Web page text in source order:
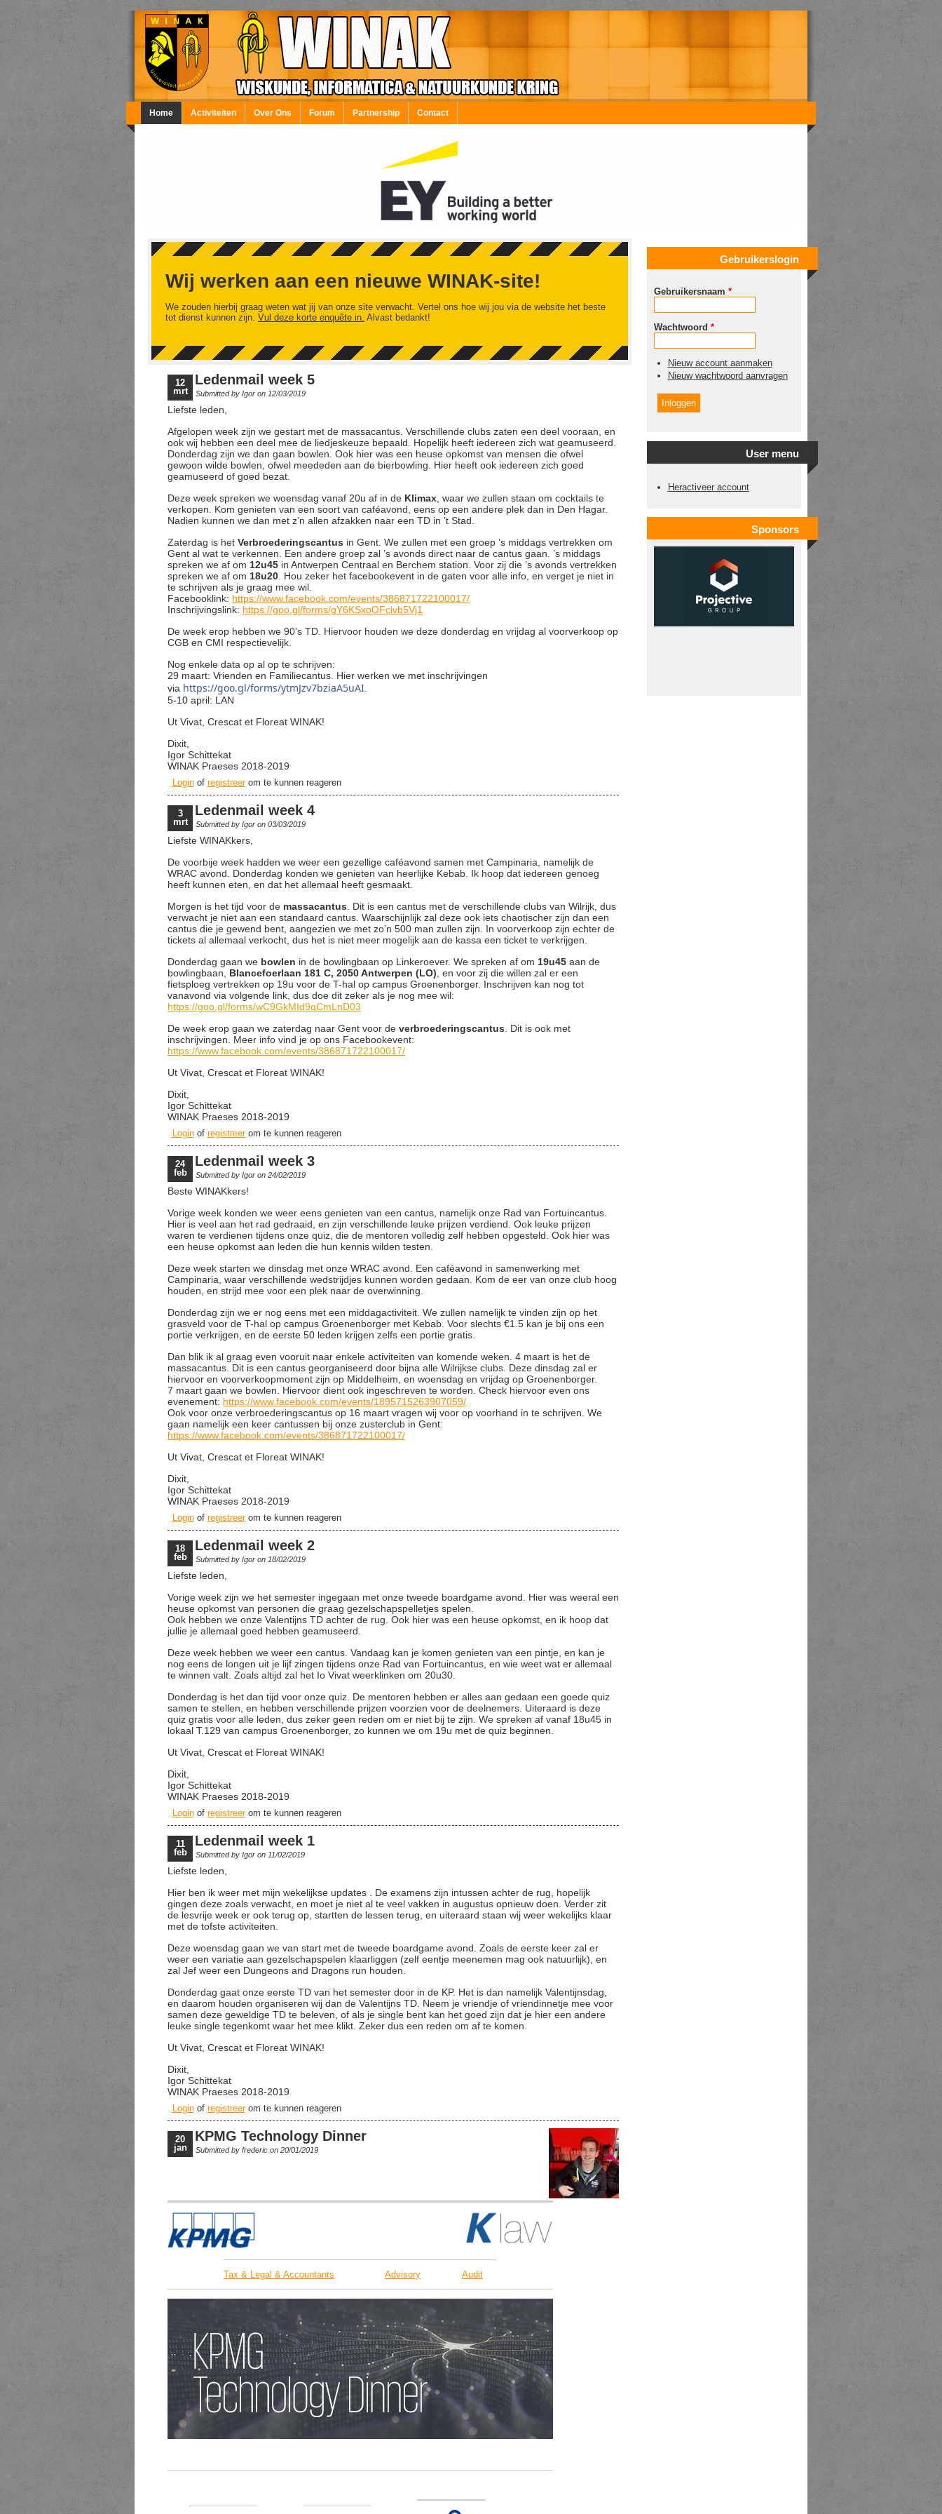
Overslaan en naar de inhoud gaan
Home Activiteiten Over Ons Forum Partnership Contact
Wij werken aan een nieuwe WINAK-site!
We zouden hierbij graag weten wat jij van onze site verwacht. Vertel ons hoe wij jou via de website het beste
tot dienst kunnen zijn. Vul deze korte enquête in. Alvast bedankt!
12
mrt
Ledenmail week 5
Submitted by Igor on 12/03/2019
Liefste leden,
Afgelopen week zijn we gestart met de massacantus. Verschillende clubs zaten een deel vooraan, en
ook wij hebben een deel mee de liedjeskeuze bepaald. Hopelijk heeft iedereen zich wat geamuseerd.
Donderdag zijn we dan gaan bowlen. Ook hier was een heuse opkomst van mensen die ofwel
gewoon wilde bowlen, ofwel meededen aan de bierbowling. Hier heeft ook iedereen zich goed
geamuseerd of goed bezat.
Deze week spreken we woensdag vanaf 20u af in de Klimax , waar we zullen staan om cocktails te
verkopen. Kom genieten van een soort van caféavond, eens op een andere plek dan in Den Hagar.
Nadien kunnen we dan met z’n allen afzakken naar een TD in ’t Stad.
Zaterdag is het Verbroederingscantus in Gent. We zullen met een groep ’s middags vertrekken om
Gent al wat te verkennen. Een andere groep zal ’s avonds direct naar de cantus gaan. ’s middags
spreken we af om 12u45 in Antwerpen Centraal en Berchem station. Voor zij die ’s avonds vertrekken
spreken we af om 18u20 . Hou zeker het facebookevent in de gaten voor alle info, en verget je niet in
te schrijven als je graag mee wil.
Facebooklink: https://www.facebook.com/events/386871722100017/
Inschrijvingslink: https://goo.gl/forms/gY6KSxoOFcivb5Vj1
De week erop hebben we 90’s TD. Hiervoor houden we deze donderdag en vrijdag al voorverkoop op
CGB en CMI respectievelijk.
Nog enkele data op al op te schrijven:
29 maart: Vrienden en Familiecantus. Hier werken we met inschrijvingen
via https://goo.gl/forms/ytmJzv7bziaA5uAI.
5-10 april: LAN
Ut Vivat, Crescat et Floreat WINAK!
Dixit,
Igor Schittekat
WINAK Praeses 2018-2019
Loginof registreerom te kunnen reageren
3
mrt
Ledenmail week 4
Submitted by Igor on 03/03/2019
Liefste WINAKkers,
De voorbije week hadden we weer een gezellige caféavond samen met Campinaria, namelijk de
WRAC avond. Donderdag konden we genieten van heerlijke Kebab. Ik hoop dat iedereen genoeg
heeft kunnen eten, en dat het allemaal heeft gesmaakt.
Morgen is het tijd voor de massacantus . Dit is een cantus met de verschillende clubs van Wilrijk, dus
verwacht je niet aan een standaard cantus. Waarschijnlijk zal deze ook iets chaotischer zijn dan een
cantus die je gewend bent, aangezien we met zo’n 500 man zullen zijn. In voorverkoop zijn echter de
tickets al allemaal verkocht, dus het is niet meer mogelijk aan de kassa een ticket te verkrijgen.
Donderdag gaan we bowlen in de bowlingbaan op Linkeroever. We spreken af om 19u45 aan de
bowlingbaan, Blancefoerlaan 181 C, 2050 Antwerpen (LO) , en voor zij die willen zal er een
fietsploeg vertrekken op 19u voor de T-hal op campus Groenenborger. Inschrijven kan nog tot
vanavond via volgende link, dus doe dit zeker als je nog mee wil:
https://goo.gl/forms/wC9GkMId9qCmLnD03
De week erop gaan we zaterdag naar Gent voor de verbroederingscantus . Dit is ook met
inschrijvingen. Meer info vind je op ons Facebookevent:
https://www.facebook.com/events/386871722100017/
Ut Vivat, Crescat et Floreat WINAK!
Dixit,
Igor Schittekat
WINAK Praeses 2018-2019
Loginof registreerom te kunnen reageren
24
feb
Ledenmail week 3
Submitted by Igor on 24/02/2019
Beste WINAKkers!
Vorige week konden we weer eens genieten van een cantus, namelijk onze Rad van Fortuincantus.
Hier is veel aan het rad gedraaid, en zijn verschillende leuke prijzen verdiend. Ook leuke prijzen
waren te verdienen tijdens onze quiz, die de mentoren volledig zelf hebben opgesteld. Ook hier was
een heuse opkomst aan leden die hun kennis wilden testen.
Deze week starten we dinsdag met onze WRAC avond. Een caféavond in samenwerking met
Campinaria, waar verschillende wedstrijdjes kunnen worden gedaan. Kom de eer van onze club hoog
houden, en strijd mee voor een plek naar de overwinning.
Donderdag zijn we er nog eens met een middagactiviteit. We zullen namelijk te vinden zijn op het
grasveld voor de T-hal op campus Groenenborger met Kebab. Voor slechts €1.5 kan je bij ons een
portie verkrijgen, en de eerste 50 leden krijgen zelfs een portie gratis.
Dan blik ik al graag even vooruit naar enkele activiteiten van komende weken. 4 maart is het de
massacantus. Dit is een cantus georganiseerd door bijna alle Wilrijkse clubs. Deze dinsdag zal er
hiervoor en voorverkoopmoment zijn op Middelheim, en woensdag en vrijdag op Groenenborger.
7 maart gaan we bowlen. Hiervoor dient ook ingeschreven te worden. Check hiervoor even ons
evenement: https://www.facebook.com/events/1895715263907059/
Ook voor onze verbroederingscantus op 16 maart vragen wij voor op voorhand in te schrijven. We
gaan namelijk een keer cantussen bij onze zusterclub in Gent:
https://www.facebook.com/events/386871722100017/
Ut Vivat, Crescat et Floreat WINAK!
Dixit,
Igor Schittekat
WINAK Praeses 2018-2019
Loginof registreerom te kunnen reageren
18
feb
Ledenmail week 2
Submitted by Igor on 18/02/2019
Liefste leden,
Vorige week zijn we het semester ingegaan met onze tweede boardgame avond. Hier was weeral een
heuse opkomst van personen die graag gezelschapspelletjes spelen.
Ook hebben we onze Valentijns TD achter de rug. Ook hier was een heuse opkomst, en ik hoop dat
jullie je allemaal goed hebben geamuseerd.
Deze week hebben we weer een cantus. Vandaag kan je komen genieten van een pintje, en kan je
nog eens de longen uit je lijf zingen tijdens onze Rad van Fortuincantus, en wie weet wat er allemaal
te winnen valt. Zoals altijd zal het Io Vivat weerklinken om 20u30.
Donderdag is het dan tijd voor onze quiz. De mentoren hebben er alles aan gedaan een goede quiz
samen te stellen, en hebben verschillende prijzen voorzien voor de deelnemers. Uiteraard is deze
quiz gratis voor alle leden, dus zeker geen reden om er niet bij te zijn. We spreken af vanaf 18u45 in
lokaal T.129 van campus Groenenborger, zo kunnen we om 19u met de quiz beginnen.
Ut Vivat, Crescat et Floreat WINAK!
Dixit,
Igor Schittekat
WINAK Praeses 2018-2019
Loginof registreerom te kunnen reageren
11
feb
Ledenmail week 1
Submitted by Igor on 11/02/2019
Liefste leden,
Hier ben ik weer met mijn wekelijkse updates . De examens zijn intussen achter de rug, hopelijk
gingen deze zoals verwacht, en moet je niet al te veel vakken in augustus opnieuw doen. Verder zit
de lesvrije week er ook terug op, startten de lessen terug, en uiteraard staan wij weer wekelijks klaar
met de tofste activiteiten.
Deze woensdag gaan we van start met de tweede boardgame avond. Zoals de eerste keer zal er
weer een variatie aan gezelschapspelen klaarliggen (zelf eentje meenemen mag ook natuurlijk), en
zal Jef weer een Dungeons and Dragons run houden.
Donderdag gaat onze eerste TD van het semester door in de KP. Het is dan namelijk Valentijnsdag,
en daarom houden organiseren wij dan de Valentijns TD. Neem je vriendje of vriendinnetje mee voor
samen deze geweldige TD te beleven, of als je single bent kan het goed zijn dat je hier een andere
leuke single tegenkomt waar het mee klikt. Zeker dus een reden om af te komen.
Ut Vivat, Crescat et Floreat WINAK!
Dixit,
Igor Schittekat
WINAK Praeses 2018-2019
Loginof registreerom te kunnen reageren
20
jan
KPMG Technology Dinner
Submitted by frederic on 20/01/2019
Tax & Legal & Accountants Advisory Audit
Gebruikerslogin
Gebruikersnaam *
Wachtwoord *
Nieuw account aanmaken
Nieuw wachtwoord aanvragen
User menu
Heractiveer account
Sponsors